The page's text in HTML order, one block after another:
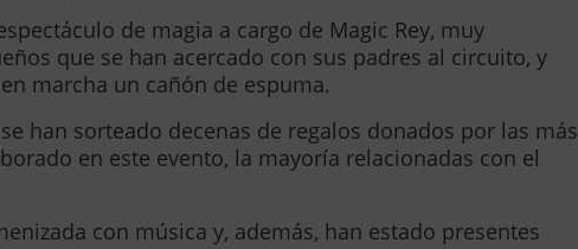
de magia a cargo de Magic Rey, muy
que se han acercado con sus padres al circuito, y
marcha un cañón de espuma.
han sorteado decenas de regalos donados por las más
en este evento, la mayoría relacionadas con el
con música y, además, han estado presentes